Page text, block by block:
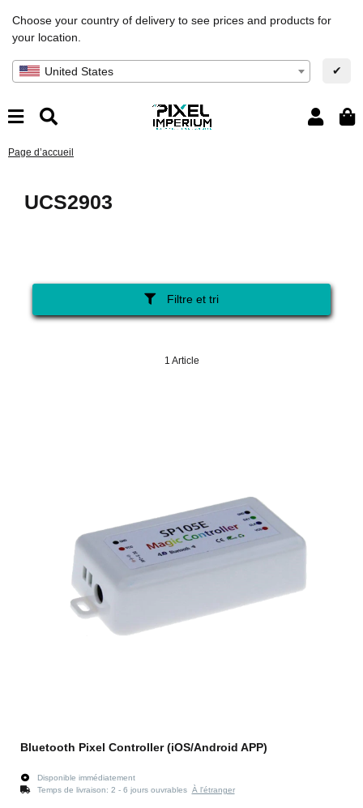
Choose your country of delivery to see prices and products for
your location.
United States ✔
Page d’accueil
UCS2903
Filtre et tri
1 Article
Bluetooth Pixel Controller (iOS/Android APP)
Disponible immédiatement
Temps de livraison: 2 - 6 jours ouvrables À l'étranger